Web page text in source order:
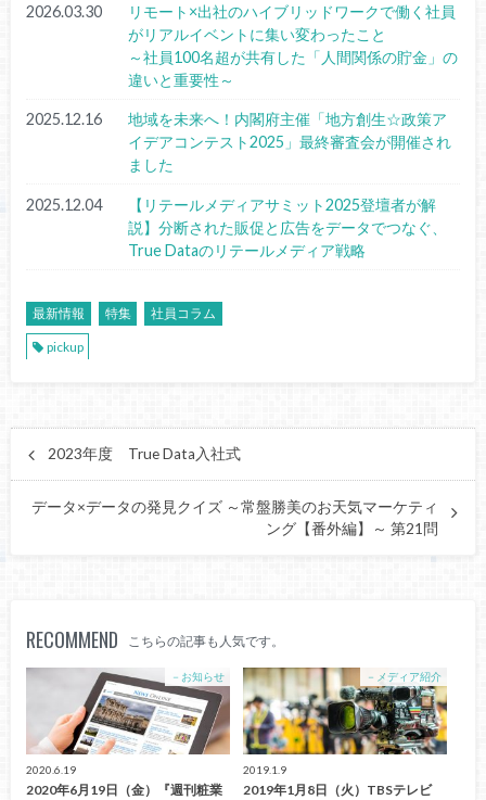
2026.03.30
リモート×出社のハイブリッドワークで働く社員
がリアルイベントに集い変わったこと
～社員100名超が共有した「人間関係の貯金」の
違いと重要性～
2025.12.16
地域を未来へ！内閣府主催「地方創生☆政策ア
イデアコンテスト2025」最終審査会が開催され
ました
2025.12.04
【リテールメディアサミット2025登壇者が解
説】分断された販促と広告をデータでつなぐ、
True Dataのリテールメディア戦略
最新情報 特集
社員コラム
pickup
2023年度 True Data入社式
データ×データの発見クイズ ～常盤勝美のお天気マーケティ
ング【番外編】～ 第21問
RECOMMEND こちらの記事も人気です。
－お知らせ
2020.6.19
2020年6月19日（金）『週刊粧業
－メディア紹介
2019.1.9
2019年1月8日（火）TBSテレビ